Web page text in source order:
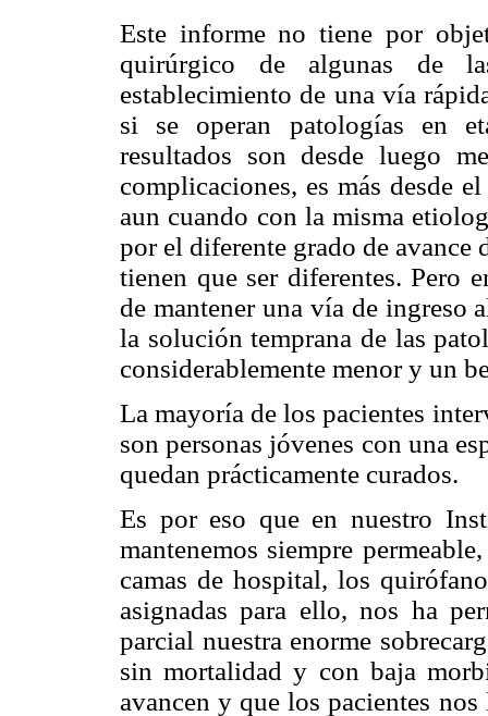
Este informe no tiene por
quirúrgico de algunas de
establecimiento de una vía
si se operan patologías en
resultados son desde luego
complicaciones, es más desde
aun cuando con la misma
por el diferente grado de avance
tienen que ser diferentes. Pero
de mantener una vía de ingreso
la solución temprana de las
considerablemente menor y un
La mayoría de los pacientes
son personas jóvenes con una
quedan prácticamente curados.
Es por eso que en nuestro
mantenemos siempre
camas de hospital, los
asignadas para ello, nos ha
parcial nuestra enorme
sin mortalidad y con baja
avancen y que los pacientes